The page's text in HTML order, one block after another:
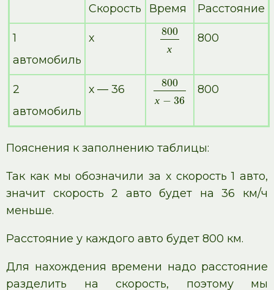
Скорость Время Расстояние
1
автомобиль
х 800
х
800
2
автомобиль
х — 36 800
х − 36
800
Пояснения к заполнению таблицы:
Так как мы обозначили за х скорость 1 авто,
значит скорость 2 авто будет на 36 км/ч
меньше.
Расстояние у каждого авто будет 800 км.
Для нахождения времени надо расстояние
разделить на скорость, поэтому мы